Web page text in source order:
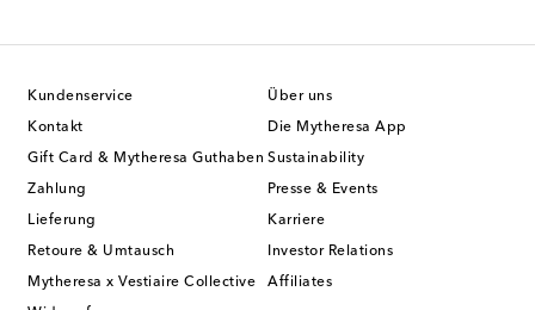
Kundenservice
Kontakt
Gift Card & Mytheresa Guthaben
Zahlung
Lieferung
Retoure & Umtausch
Mytheresa x Vestiaire Collective
Über uns
Die Mytheresa App
Sustainability
Presse & Events
Karriere
Investor Relations
Affiliates